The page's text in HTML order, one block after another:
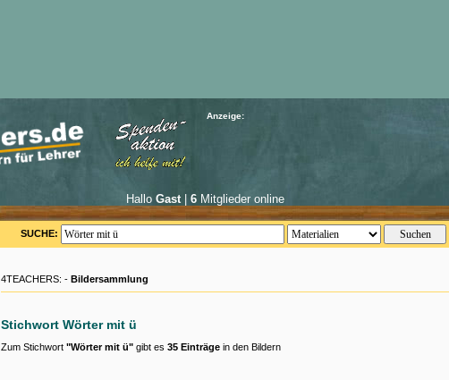
Anzeige:
Hallo Gast| 6Mitglieder online
SUCHE:
4TEACHERS: - Bildersammlung
Stichwort Wörter mit ü
Zum Stichwort "Wörter mit ü" gibt es 35 Einträge in den Bildern